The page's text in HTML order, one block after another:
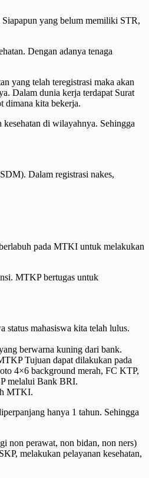
Siapapun yang belum memiliki STR,
Dengan adanya tenaga
yang telah teregistrasi maka akan
Dalam dunia kerja terdapat Surat
dimana kita bekerja.
di wilayahnya. Sehingga
Dalam registrasi nakes,
pada MTKI untuk melakukan
MTKP bertugas untuk
status mahasiswa kita telah lulus.
berwarna kuning dari bank.
Tujuan dapat dilakukan pada
4×6 background merah, FC KTP,
melalui Bank BRI.
MTKI.
hanya 1 tahun. Sehingga
non perawat, non bidan, non ners)
melakukan pelayanan kesehatan,